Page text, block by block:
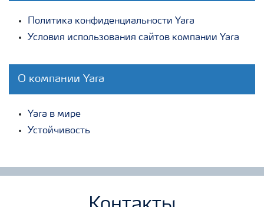
Политика конфиденциальности Yara
Условия использования сайтов компании Yara
О компании Yara
Yara в мире
Устойчивость